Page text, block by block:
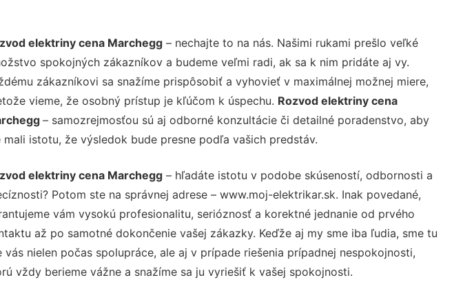
elektriny cena Marchegg– nechajte to na nás. Našimi rukami prešlo veľké
spokojných zákazníkov a budeme veľmi radi, ak sa k nim pridáte aj vy.
zákazníkovi sa snažíme prispôsobiť a vyhovieť v maximálnej možnej miere,
vieme, že osobný prístup je kľúčom k úspechu. Rozvod elektriny cena
– samozrejmosťou sú aj odborné konzultácie či detailné poradenstvo, aby
mali istotu, že výsledok bude presne podľa vašich predstáv.
elektriny cena Marchegg– hľadáte istotu v podobe skúseností, odbornosti a
Potom ste na správnej adrese – www.moj-elektrikar.sk. Inak povedané,
vám vysokú profesionalitu, serióznosť a korektné jednanie od prvého
až po samotné dokončenie vašej zákazky. Keďže aj my sme iba ľudia, sme tu
vás nielen počas spolupráce, ale aj v prípade riešenia prípadnej nespokojnosti,
vždy berieme vážne a snažíme sa ju vyriešiť k vašej spokojnosti.